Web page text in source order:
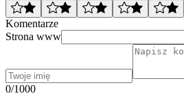
Komentarze
Strona www
0/1000